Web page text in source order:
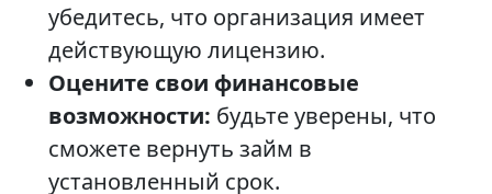
убедитесь, что организация имеет
действующую лицензию.
Оцените свои финансовые
возможности: будьте уверены, что
сможете вернуть займ в
установленный срок.